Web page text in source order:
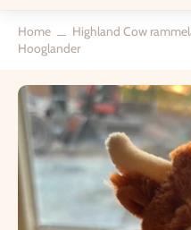
Home
Highland Cow
Hooglander